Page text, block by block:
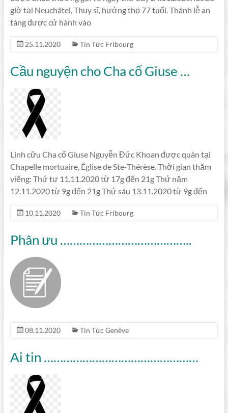
giờ tại Neuchâtel, Thụy sĩ, hưởng thọ 77 tuổi. Thánh lễ an
táng được cử hành vào
25.11.2020 Tin Tức Fribourg
Cầu nguyện cho Cha cố Giuse …
Linh cữu Cha cố Giuse Nguyễn Đức Khoan được quàn tại
Chapelle mortuaire, Église de Ste-Thérèse. Thời gian thăm
viếng: Thứ tư 11.11.2020 từ 17g đến 21g Thứ năm
12.11.2020 từ 9g đến 21g Thứ sáu 13.11.2020 từ 9g đến
10.11.2020 Tin Tức Fribourg
Phân ưu …………………………………..
08.11.2020 Tin Tức Genève
Ai tin …………………………………………